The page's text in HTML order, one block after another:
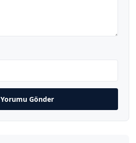
Yorumu Gönder